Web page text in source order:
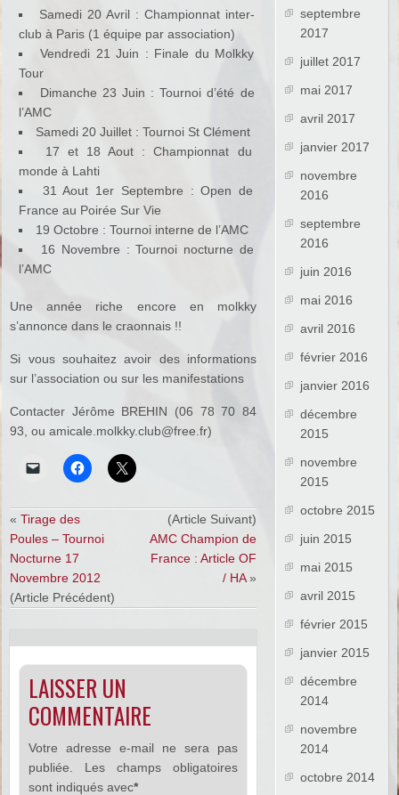
Samedi 20 Avril : Championnat inter-
club à Paris (1 équipe par association)
Vendredi 21 Juin : Finale du Molkky
Tour
Dimanche 23 Juin : Tournoi d’été de
l’AMC
Samedi 20 Juillet : Tournoi St Clément
17 et 18 Aout : Championnat du
monde à Lahti
31 Aout 1er Septembre : Open de
France au Poirée Sur Vie
19 Octobre : Tournoi interne de l’AMC
16 Novembre : Tournoi nocturne de
l’AMC
Une année riche encore en molkky
s’annonce dans le craonnais !!
Si vous souhaitez avoir des informations
sur l’association ou sur les manifestations
Contacter Jérôme BREHIN (06 78 70 84
93, ou amicale.molkky.club@free.fr)
«Tirage des
Poules – Tournoi
Nocturne 17
Novembre 2012
(Article Précédent)
(Article Suivant)
AMC Champion de
France : Article OF
/ HA»
LAISSER UN
COMMENTAIRE
Votre adresse e-mail ne sera pas
publiée.
Les champs obligatoires
sont indiqués avec*
septembre
2017
juillet 2017
mai 2017
avril 2017
janvier 2017
novembre
2016
septembre
2016
juin 2016
mai 2016
avril 2016
février 2016
janvier 2016
décembre
2015
novembre
2015
octobre 2015
juin 2015
mai 2015
avril 2015
février 2015
janvier 2015
décembre
2014
novembre
2014
octobre 2014